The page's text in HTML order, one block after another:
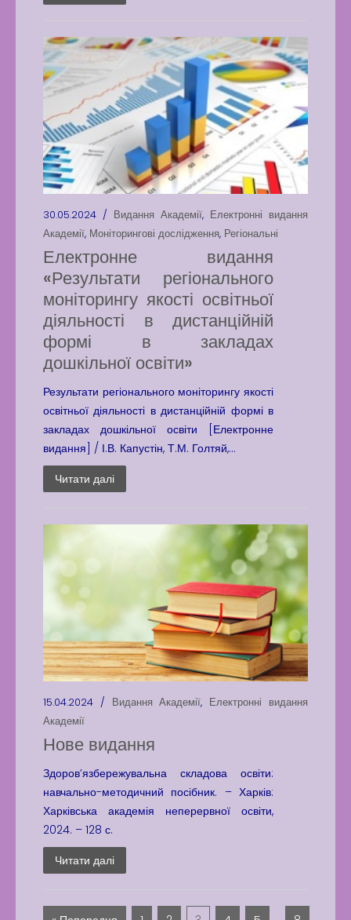
30.05.2024 / Видання Академії, Електронні видання
Академії, Моніторингові дослідження, Регіональні
Електронне видання
«Результати регіонального
моніторингу якості освітньої
діяльності в дистанційній
формі в закладах
дошкільної освіти»
Результати регіонального моніторингу якості
освітньої діяльності в дистанційній формі в
закладах дошкільної освіти [Електронне
видання] / І.В. Капустін, Т.М. Голтяй,...
Читати далі
15.04.2024 / Видання Академії, Електронні видання
Академії
Нове видання
Здоров’язбережувальна складова освіти:
навчально-методичний посібник. – Харків:
Харківська академія неперервної освіти,
2024. – 128 с.
Читати далі